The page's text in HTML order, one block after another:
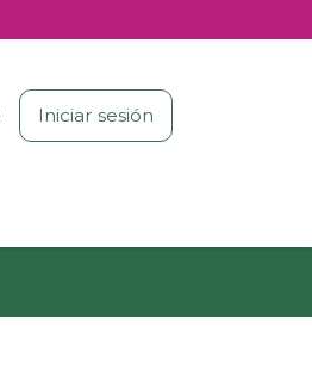
Iniciar sesión